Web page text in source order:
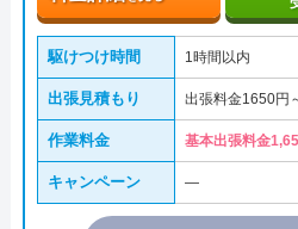
駆けつけ時間 1時間以内
出張見積もり 出張料金1650円
作業料金 基本出張料金
キャンペーン ―